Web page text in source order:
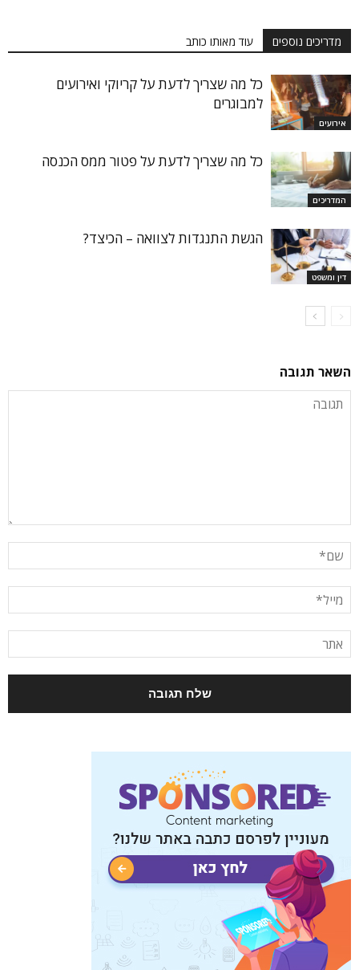
מדריכים נוספים עוד מאותו כותב
אירועים
כל מה שצריך לדעת על קריוקי ואירועים
למבוגרים
המדריכים
כל מה שצריך לדעת על פטור ממס הכנסה
דין ומשפט
הגשת התנגדות לצוואה – הכיצד?
השאר תגובה